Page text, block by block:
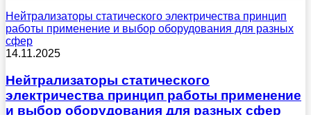
Нейтрализаторы статического электричества принцип
работы применение и выбор оборудования для разных
сфер
14.11.2025
Нейтрализаторы статического
электричества принцип работы применение
и выбор оборудования для разных сфер